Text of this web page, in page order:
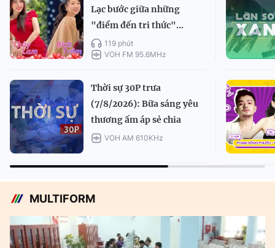
Lạc bước giữa những
"điểm đến tri thức"...
119 phút
VOH FM 95.6MHz
Thời sự 30P trưa
(7/8/2026): Bữa sáng yêu
thương ấm áp sẻ chia
VOH AM 610KHz
MULTIFORM